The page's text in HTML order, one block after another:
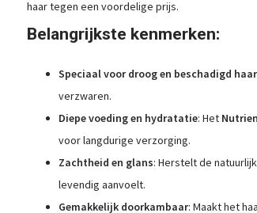
haar tegen een voordelige prijs.
Belangrijkste kenmerken:
Speciaal voor droog en beschadigd haar
verzwaren.
Diepe voeding en hydratatie: Het
voor langdurige verzorging.
Zachtheid en glans: Herstelt de
levendig aanvoelt.
Gemakkelijk doorkambaar: Maakt het